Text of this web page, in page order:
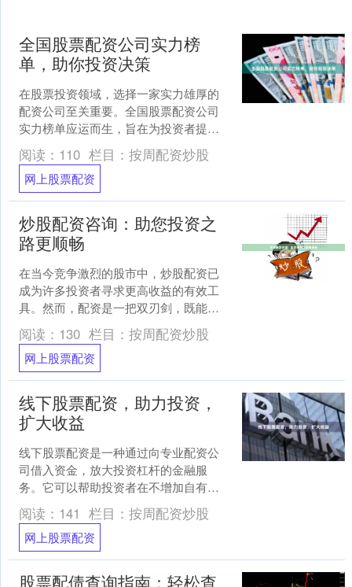
全国股票配资公司实力榜
单，助你投资决策
在股票投资领域，选择一家实力雄厚的
配资公司至关重要。全国股票配资公司
实力榜单应运而生，旨在为投资者提供
可靠的参考。 该榜单基于以下关键指标
进行评选： * **注....
阅读： 110 栏目： 按周配资炒股
网上股票配资
炒股配资咨询：助您投资之
路更顺畅
在当今竞争激烈的股市中，炒股配资已
成为许多投资者寻求更高收益的有效工
具。然而，配资是一把双刃剑，既能放
大收益，也能放大风险。因此，在进行
配资之前，寻求专业的配资....
阅读： 130 栏目： 按周配资炒股
网上股票配资
线下股票配资，助力投资，
扩大收益
线下股票配资是一种通过向专业配资公
司借入资金，放大投资杠杆的金融服
务。它可以帮助投资者在不增加自有资
金的情况下，扩大投资规模，从而获得
更高的收益。 **线下股票....
阅读： 141 栏目： 按周配资炒股
网上股票配资
股票配债查询指南：轻松查